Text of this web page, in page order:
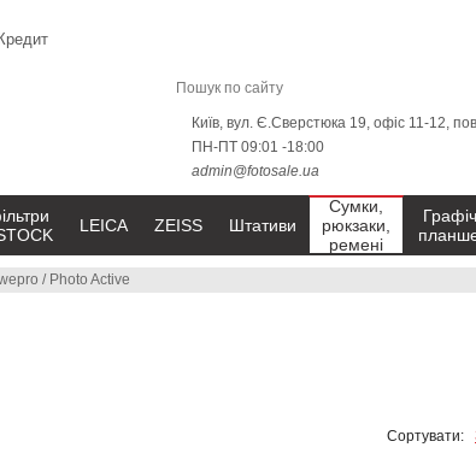
/ Photo Active
Сортувати:
Кредит
Київ, вул. Є.Сверстюка 19, офіс 11-12,
ПН-ПТ 09:01 -18:00
admin@fotosale.ua
LEICA ZEISS Штативи
Сумки,
рюкзаки,
ремені